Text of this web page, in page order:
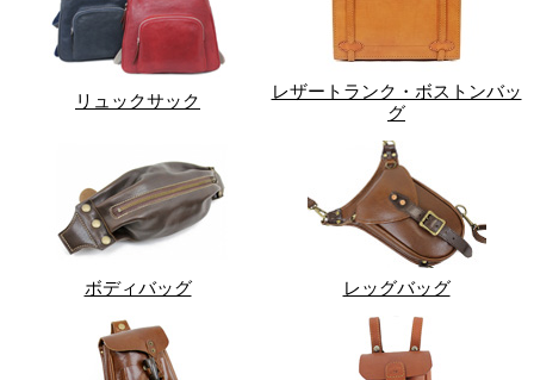
リュックサック
レザートランク・ボストンバッ
グ
ボディバッグ レッグバッグ